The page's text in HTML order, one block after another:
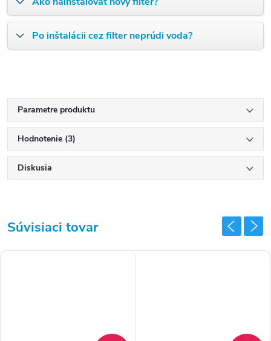
Po inštalácii cez filter neprúdi voda?
Parametre produktu
Hodnotenie (3)
Diskusia
Súvisiaci tovar